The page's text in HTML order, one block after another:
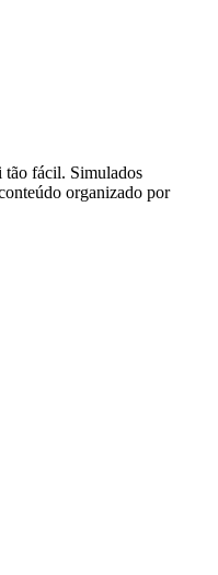
tão fácil. Simulados
organizado por